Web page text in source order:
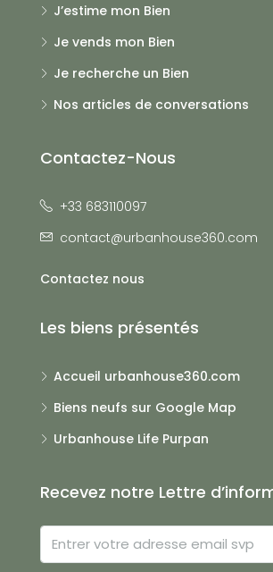
J’estime mon Bien
Je vends mon Bien
Je recherche un Bien
Nos articles de conversations
Contactez-Nous
+33 683110097
contact@urbanhouse360.com
Contactez nous
Les biens présentés
Accueil urbanhouse360.com
Biens neufs sur Google Map
Urbanhouse Life Purpan
Recevez notre Lettre